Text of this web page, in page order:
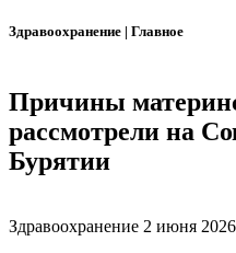
Здравоохранение | Главное
Причины
рассмотрели на
Бурятии
Здравоохранение 2 июня 2026